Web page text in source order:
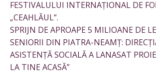
FESTIVALULUI INTERNAȚIONAL DE
„CEAHLĂUL”.
SPRIJN DE APROAPE 5 MILIOANE DE
SENIORII DIN PIATRA-NEAMȚ:
ASISTENȚĂ SOCIALĂ A LANASAT
LA TINE ACASĂ”